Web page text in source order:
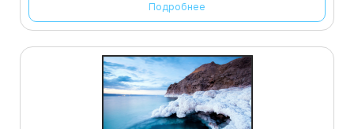
Подробнее